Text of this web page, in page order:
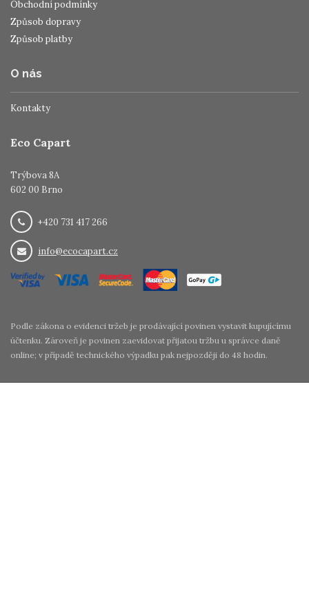
Obchodní podmínky
Způsob dopravy
Způsob platby
O nás
Kontakty
Eco Capart
Trýbova 8A
602 00 Brno
+420 731 417 266
info@ecocapart.cz
Podle zákona o evidenci tržeb je prodávající povinen vystavit kupujícímu
účtenku. Zároveň je povinen zaevidovat přijatou tržbu u správce daně
online; v případě technického výpadku pak nejpozději do 48 hodin.